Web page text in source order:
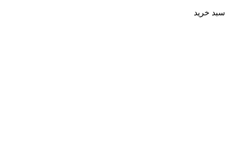
سبد خرید